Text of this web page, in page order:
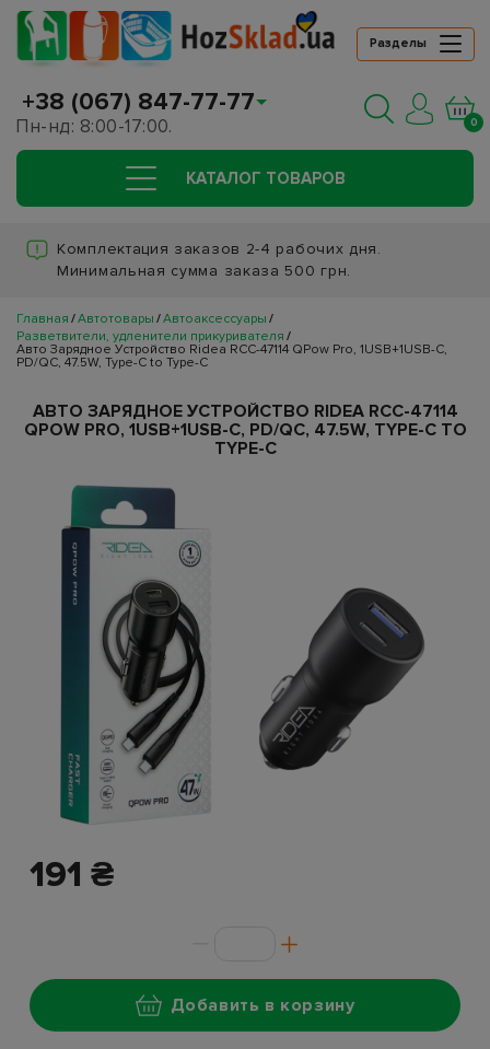
Разделы
+38 (067) 847-77-77
Пн-нд: 8:00-17:00. 0
КАТАЛОГ ТОВАРОВ
Комплектация заказов 2-4 рабочих дня.
Минимальная сумма заказа 500 грн.
Главная Автотовары Автоаксессуары
Разветвители, удленители прикуривателя
Авто Зарядное Устройство Ridea RCC-47114 QPow Pro, 1USB+1USB-C,
PD/QC, 47.5W, Type-C to Type-C
АВТО ЗАРЯДНОЕ УСТРОЙСТВО RIDEA RCC-47114
QPOW PRO, 1USB+1USB-C, PD/QC, 47.5W, TYPE-C TO
TYPE-C
191 ₴
Добавить в корзину